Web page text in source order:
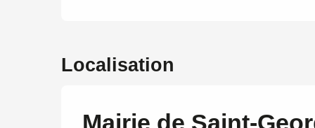
Localisation
Mairie de Saint-